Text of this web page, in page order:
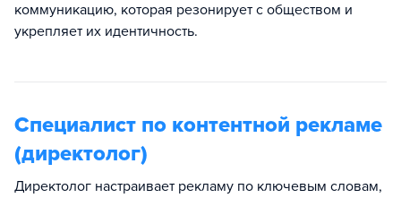
коммуникацию, которая резонирует с обществом и
укрепляет их идентичность.
Специалист по контентной рекламе
(директолог)
Директолог настраивает рекламу по ключевым словам,